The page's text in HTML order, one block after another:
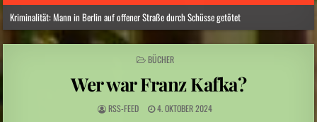
Kriminalität: Mann in Berlin auf offener Straße durch Schüsse getötet
Hitzewelle: Juni und Juli waren in Westeuropa so warm wie noch nie
Fund von Wehrmachtssoldaten in der Donau: „Ihre Familien haben womöglich nie
erfahren, was mit ihnen geschehen ist“
Leute: Die Nicht-Hochzeit des Jahres
POSTED
BÜCHER
Wer war Franz Kafka?
RSS-FEED 4. OKTOBER 2024